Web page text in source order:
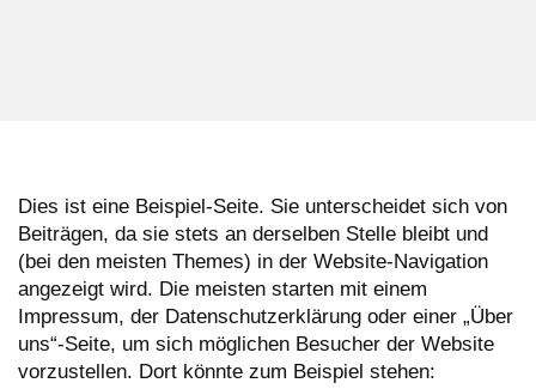
Dies ist eine Beispiel-Seite. Sie unterscheidet sich von
Beiträgen, da sie stets an derselben Stelle bleibt und
(bei den meisten Themes) in der Website-Navigation
angezeigt wird. Die meisten starten mit einem
Impressum, der Datenschutzerklärung oder einer „Über
uns“-Seite, um sich möglichen Besucher der Website
vorzustellen. Dort könnte zum Beispiel stehen: